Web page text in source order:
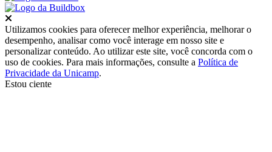
Utilizamos cookies para oferecer melhor experiência, melhorar o
desempenho, analisar como você interage em nosso site e
personalizar conteúdo. Ao utilizar este site, você concorda com o
uso de cookies. Para mais informações, consulte a Política de
Privacidade da Unicamp.
Estou ciente